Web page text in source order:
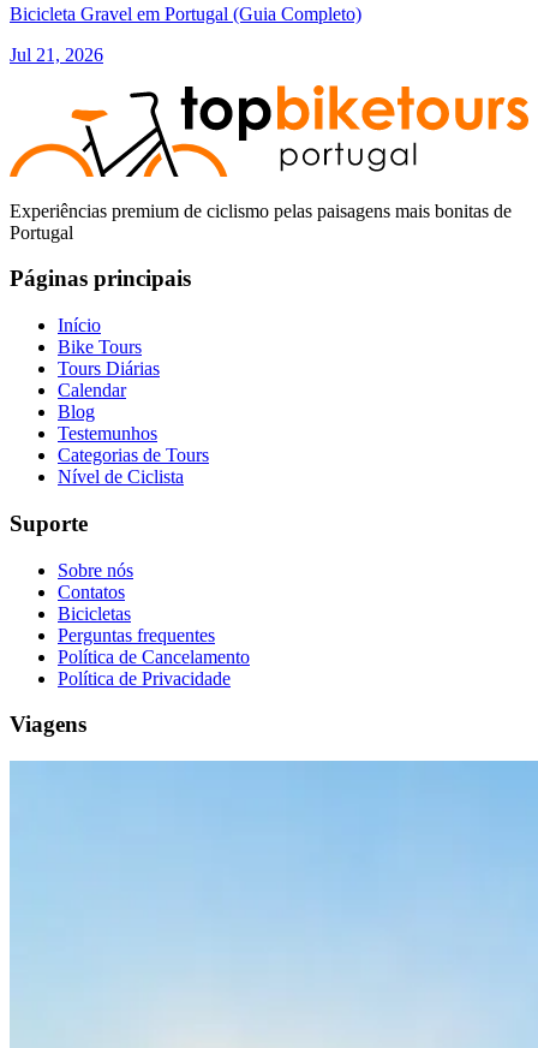
Tours Vinícolas pelo Douro de Bicicleta - Top Bike Tours
7 Dias|4/5
Bicicleta Gravel em Portugal (Guia Completo)
Jul 21, 2026
Experiências premium de ciclismo pelas paisagens mais bonitas de
Portugal
Páginas principais
Início
Bike Tours
Tours Diárias
Calendar
Blog
Testemunhos
Categorias de Tours
Nível de Ciclista
Suporte
Sobre nós
Contatos
Bicicletas
Perguntas frequentes
Política de Cancelamento
Política de Privacidade
Viagens